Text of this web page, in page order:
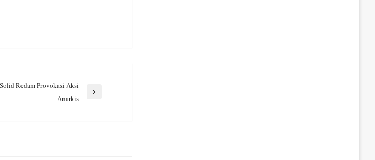
Redam Provokasi Aksi
Anarkis